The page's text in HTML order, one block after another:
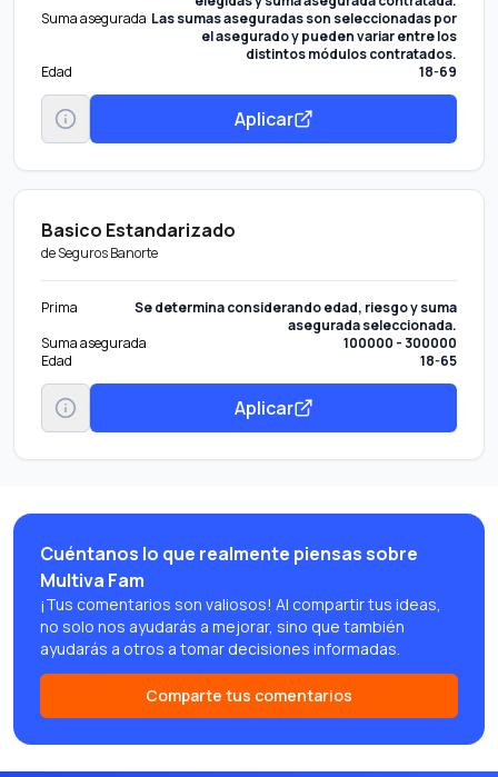
Suma asegurada Las sumas aseguradas son seleccionadas por
el asegurado y pueden variar entre los
distintos módulos contratados.
Edad
18-69
Aplicar
Basico Estandarizado
deSeguros Banorte
Prima
Se determina considerando edad, riesgo y suma
asegurada seleccionada.
Suma asegurada
100000 - 300000
Edad
18-65
Aplicar
Cuéntanos lo que realmente piensas sobre
Multiva Fam
¡Tus comentarios son valiosos! Al compartir tus ideas,
no solo nos ayudarás a mejorar, sino que también
ayudarás a otros a tomar decisiones informadas.
Comparte tus comentarios